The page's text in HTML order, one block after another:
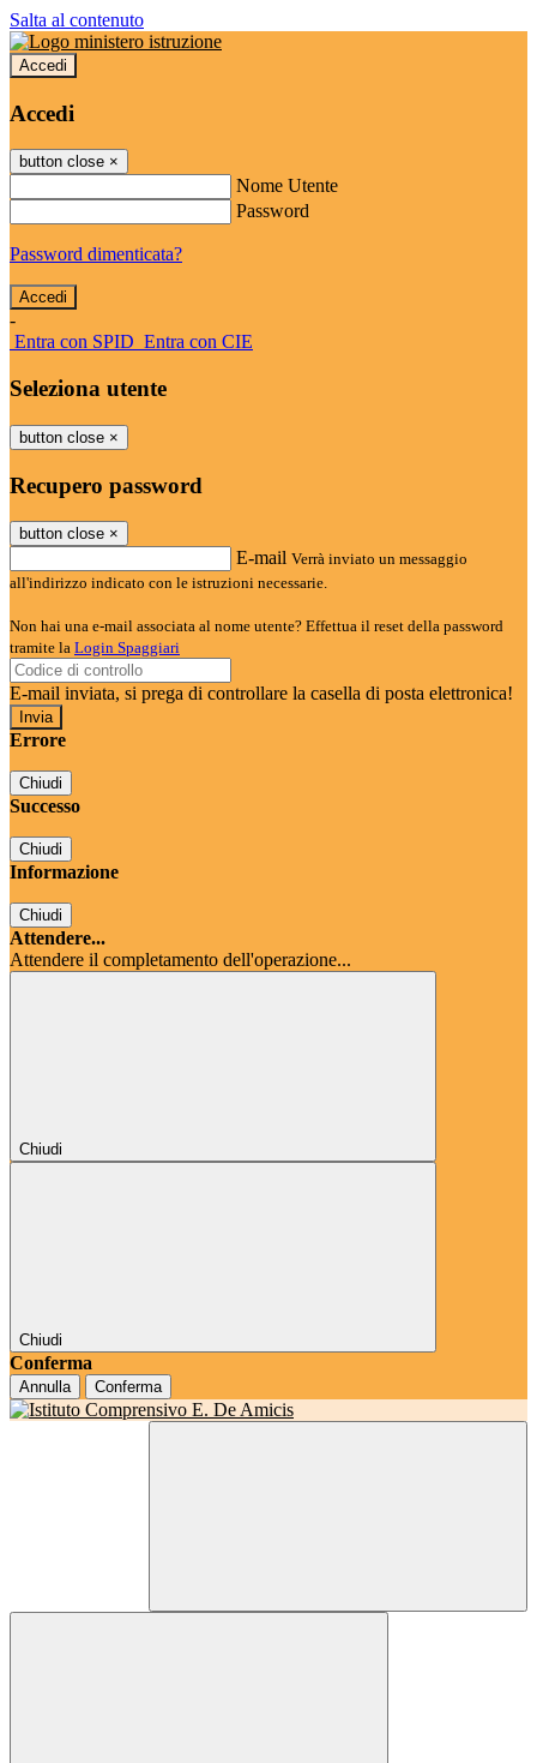
Salta al contenuto
Accedi
Accedi
button close ×
Nome Utente
Password
Password dimenticata?
-
Entra con SPID Entra con CIE
Seleziona utente
button close ×
Recupero password
button close ×
E-mail Verrà inviato un messaggio
all'indirizzo indicato con le istruzioni necessarie.
Non hai una e-mail associata al nome utente? Effettua il reset della password
tramite la Login Spaggiari
E-mail inviata, si prega di controllare la casella di posta elettronica!
Errore
Chiudi
Successo
Chiudi
Informazione
Chiudi
Attendere...
Attendere il completamento dell'operazione...
Chiudi
Chiudi
Conferma
Annulla Conferma